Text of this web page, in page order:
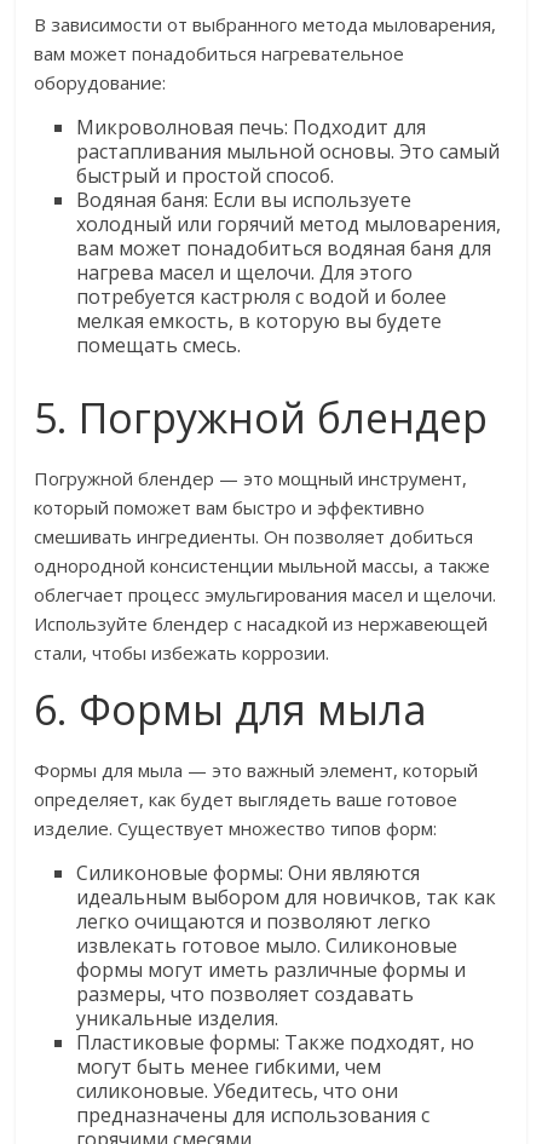
В зависимости от выбранного метода мыловарения,
вам может понадобиться нагревательное
оборудование:
Микроволновая печь: Подходит для
растапливания мыльной основы. Это самый
быстрый и простой способ.
Водяная баня: Если вы используете
холодный или горячий метод мыловарения,
вам может понадобиться водяная баня для
нагрева масел и щелочи. Для этого
потребуется кастрюля с водой и более
мелкая емкость, в которую вы будете
помещать смесь.
5. Погружной блендер
Погружной блендер — это мощный инструмент,
который поможет вам быстро и эффективно
смешивать ингредиенты. Он позволяет добиться
однородной консистенции мыльной массы, а также
облегчает процесс эмульгирования масел и щелочи.
Используйте блендер с насадкой из нержавеющей
стали, чтобы избежать коррозии.
6. Формы для мыла
Формы для мыла — это важный элемент, который
определяет, как будет выглядеть ваше готовое
изделие. Существует множество типов форм:
Силиконовые формы: Они являются
идеальным выбором для новичков, так как
легко очищаются и позволяют легко
извлекать готовое мыло. Силиконовые
формы могут иметь различные формы и
размеры, что позволяет создавать
уникальные изделия.
Пластиковые формы: Также подходят, но
могут быть менее гибкими, чем
силиконовые. Убедитесь, что они
предназначены для использования с